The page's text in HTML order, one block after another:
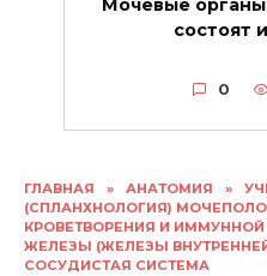
ГЛАВНАЯ » АНАТОМИЯ »
(СПЛАНХНОЛОГИЯ)
КРОВЕТВОРЕНИЯ И
ЖЕЛЕЗЫ (ЖЕЛЕЗЫ
СОСУДИСТАЯ СИСТЕМА
Мочевые
состоят
0